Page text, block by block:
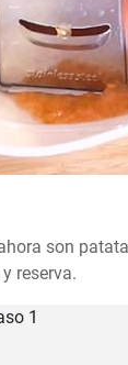
son
reserva.